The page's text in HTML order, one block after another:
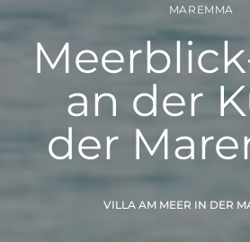
MAREMMA
an der
der
VILLA AM MEER IN DER